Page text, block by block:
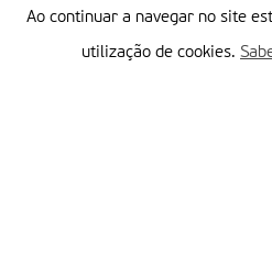
Ao continuar a navegar no site
utilização de cookies.